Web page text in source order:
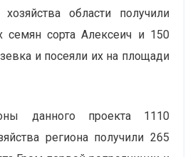
области получили
семян сорта Алексеич и 150
и посеяли их на площади
данного проекта 1110
региона получили 265